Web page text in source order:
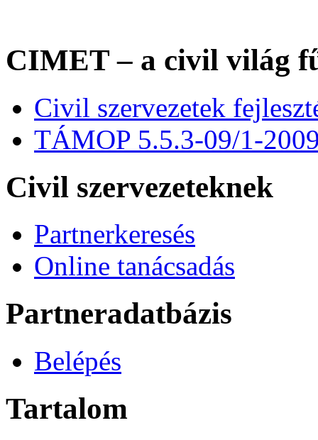
CIMET – a civil világ
Civil szervezetek
TÁMOP 5.5.3-09/1-
Civil szervezeteknek
Partnerkeresés
Online tanácsadás
Partneradatbázis
Belépés
Tartalom